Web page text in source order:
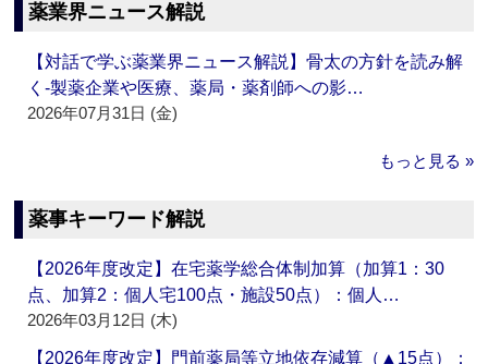
薬業界ニュース解説
【対話で学ぶ薬業界ニュース解説】骨太の方針を読み解
く‐製薬企業や医療、薬局・薬剤師への影…
2026年07月31日 (金)
もっと見る »
薬事キーワード解説
【2026年度改定】在宅薬学総合体制加算（加算1：30
点、加算2：個人宅100点・施設50点）：個人…
2026年03月12日 (木)
【2026年度改定】門前薬局等立地依存減算（▲15点）：